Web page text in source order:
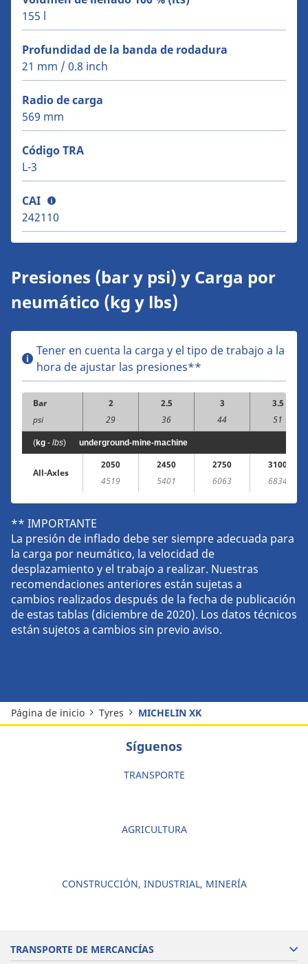
155 l
Profundidad de la banda de rodadura
21 mm / 0.8 inch
Radio de carga
569 mm
Código TRA
L-3
CAI
242110
Presiones (bar y psi) y Carga por
neumático (kg y lbs)
Tener en cuenta la carga y el tipo de trabajo a la
hora de ajustar las presiones**
Bar
psi
2
29
2.5
36
3
44
3.5
51
(kg - lbs) underground-mine-machine
All-Axles
2050
4519
2450
5401
2750
6063
3100
6834
** IMPORTANTE
La presión de inflado debe ser siempre adecuada para
la carga por neumático, la velocidad de
desplazamiento y el trabajo a realizar. Nuestras
recomendaciones anteriores están sujetas a
cambios realizados después de la fecha de publicación
de estas tablas (diciembre de 2020). Los datos técnicos
están sujetos a cambios sin previo aviso.
Página de inicio Tyres MICHELIN XK
Síguenos
TRANSPORTE
AGRICULTURA
CONSTRUCCIÓN, INDUSTRIAL, MINERÍA
TRANSPORTE DE MERCANCÍAS